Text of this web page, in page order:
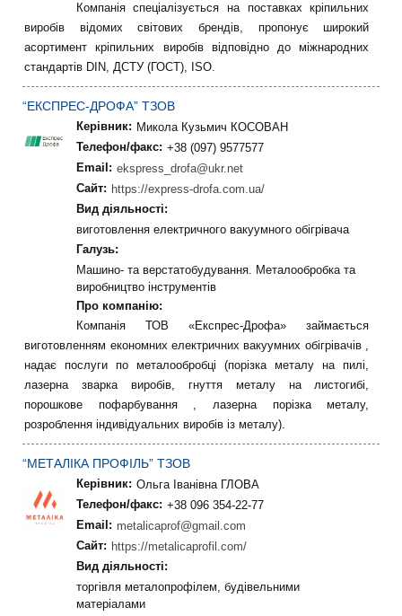
Компанія спеціалізується на поставках кріпильних
виробів відомих світових брендів, пропонує широкий
асортимент кріпильних виробів відповідно до міжнародних
стандартів DIN, ДСТУ (ГОСТ), ISO.
“ЕКСПРЕС-ДРОФА” ТЗОВ
Керівник: Микола Кузьмич КОСОВАН
Телефон/факс: +38 (097) 9577577
Email: ekspress_drofa@ukr.net
Сайт: https://express-drofa.com.ua/
Вид діяльності:
виготовлення електричного вакуумного обігрівача
Галузь:
Машино- та верстатобудування. Металообробка та
виробництво інструментів
Про компанію:
Компанія ТОВ «Експрес-Дрофа» займається
виготовленням економних електричних вакуумних обігрівачів ,
надає послуги по металообробці (порізка металу на пилі,
лазерна зварка виробів, гнуття металу на листогибі,
порошкове пофарбування , лазерна порізка металу,
розроблення індивідуальних виробів із металу).
“МЕТАЛІКА ПРОФІЛЬ” ТЗОВ
Керівник: Ольга Іванівна ГЛОВА
Телефон/факс: +38 096 354-22-77
Email: metalicaprof@gmail.com
Сайт: https://metalicaprofil.com/
Вид діяльності:
торгівля металопрофілем, будівельними
матеріалами